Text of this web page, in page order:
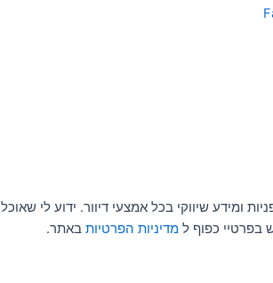
ומידע שיווקי בכל אמצעי דיוור. ידוע לי שאוכל
בפרטיי כפוף ל מדיניות הפרטיות באתר.